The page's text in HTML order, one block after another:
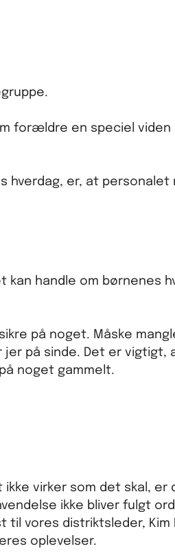
forældre en speciel
hverdag, er, at
handle om børnenes
på noget. Måske
på sinde. Det er vigtigt,
noget gammelt.
virker som det skal,
ikke bliver fulgt
vores distriktsleder, Kim
oplevelser.